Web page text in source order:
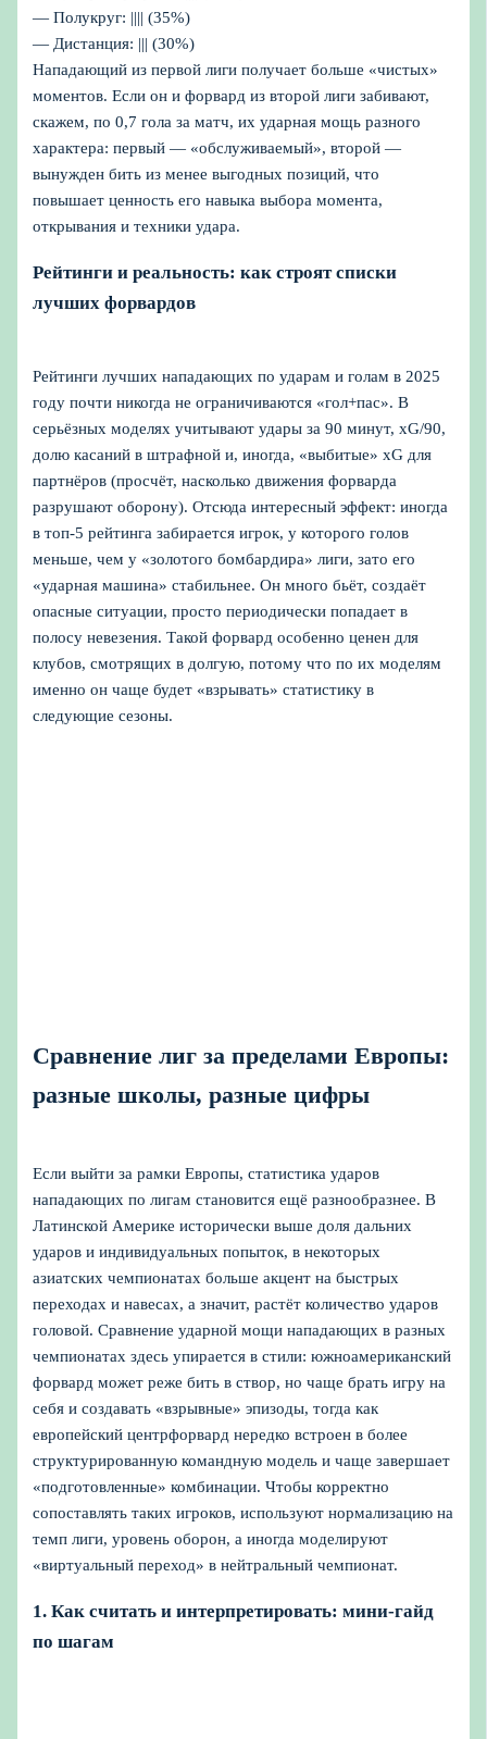
— Полукруг: |||| (35%)
— Дистанция: ||| (30%)
Нападающий из первой лиги получает больше «чистых»
моментов. Если он и форвард из второй лиги забивают,
скажем, по 0,7 гола за матч, их ударная мощь разного
характера: первый — «обслуживаемый», второй —
вынужден бить из менее выгодных позиций, что
повышает ценность его навыка выбора момента,
открывания и техники удара.
Рейтинги и реальность: как строят списки
лучших форвардов
Рейтинги лучших нападающих по ударам и голам в 2025
году почти никогда не ограничиваются «гол+пас». В
серьёзных моделях учитывают удары за 90 минут, xG/90,
долю касаний в штрафной и, иногда, «выбитые» xG для
партнёров (просчёт, насколько движения форварда
разрушают оборону). Отсюда интересный эффект: иногда
в топ‑5 рейтинга забирается игрок, у которого голов
меньше, чем у «золотого бомбардира» лиги, зато его
«ударная машина» стабильнее. Он много бьёт, создаёт
опасные ситуации, просто периодически попадает в
полосу невезения. Такой форвард особенно ценен для
клубов, смотрящих в долгую, потому что по их моделям
именно он чаще будет «взрывать» статистику в
следующие сезоны.
Сравнение лиг за пределами Европы:
разные школы, разные цифры
Если выйти за рамки Европы, статистика ударов
нападающих по лигам становится ещё разнообразнее. В
Латинской Америке исторически выше доля дальних
ударов и индивидуальных попыток, в некоторых
азиатских чемпионатах больше акцент на быстрых
переходах и навесах, а значит, растёт количество ударов
головой. Сравнение ударной мощи нападающих в разных
чемпионатах здесь упирается в стили: южноамериканский
форвард может реже бить в створ, но чаще брать игру на
себя и создавать «взрывные» эпизоды, тогда как
европейский центрфорвард нередко встроен в более
структурированную командную модель и чаще завершает
«подготовленные» комбинации. Чтобы корректно
сопоставлять таких игроков, используют нормализацию на
темп лиги, уровень оборон, а иногда моделируют
«виртуальный переход» в нейтральный чемпионат.
1. Как считать и интерпретировать: мини‑гайд
по шагам